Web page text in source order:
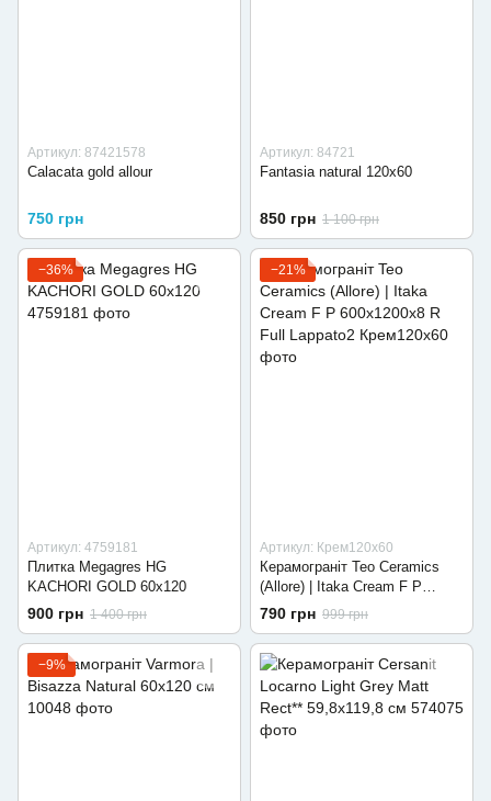
Артикул: 87421578
Calacata gold allour
750 грн
Артикул: 84721
Fantasia natural 120x60
850 грн 1 100 грн
−36%
Артикул: 4759181
Плитка Megagres HG
KACHORI GOLD 60х120
900 грн 1 400 грн
−21%
Артикул: Крем120х60
Керамограніт Teo Ceramics
(Allore) | Itaka Cream F P
600x1200x8 R Full Lappato2
790 грн 999 грн
−9%